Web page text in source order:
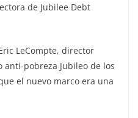
de Jubilee Debt
LeCompte, director
pobreza Jubileo de los
el nuevo marco era una